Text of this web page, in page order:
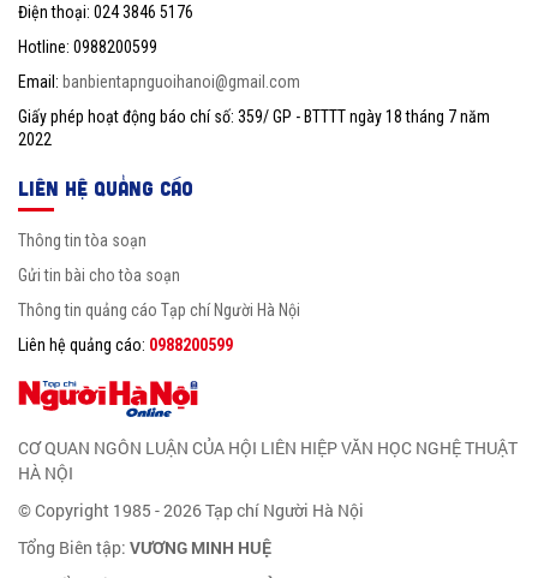
CƠ QUAN NGÔN LUẬN CỦA HỘI LIÊN HIỆP VĂN HỌC NGHỆ THUẬT
HÀ NỘI
© Copyright 1985 - 2026 Tạp chí Người Hà Nội
Tổng Biên tập: VƯƠNG MINH HUỆ
Điện thoại: 024 3846 5176
Hotline: 0988200599
Email: banbientapnguoihanoi@gmail.com
Giấy phép hoạt động báo chí số: 359/ GP - BTTTT ngày 18 tháng 7 năm
2022
LIÊN HỆ QUẢNG CÁO
Thông tin tòa soạn
Gửi tin bài cho tòa soạn
Thông tin quảng cáo Tạp chí Người Hà Nội
Liên hệ quảng cáo: 0988200599